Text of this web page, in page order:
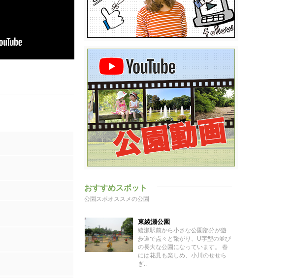
おすすめスポット
公園スポオススメの公園
東綾瀬公園
綾瀬駅前から小さな公園部分が遊
歩道で点々と繋がり、U字型の並び
の長大な公園になっています。 春
には花見も楽しめ、小川のせせら
ぎ..